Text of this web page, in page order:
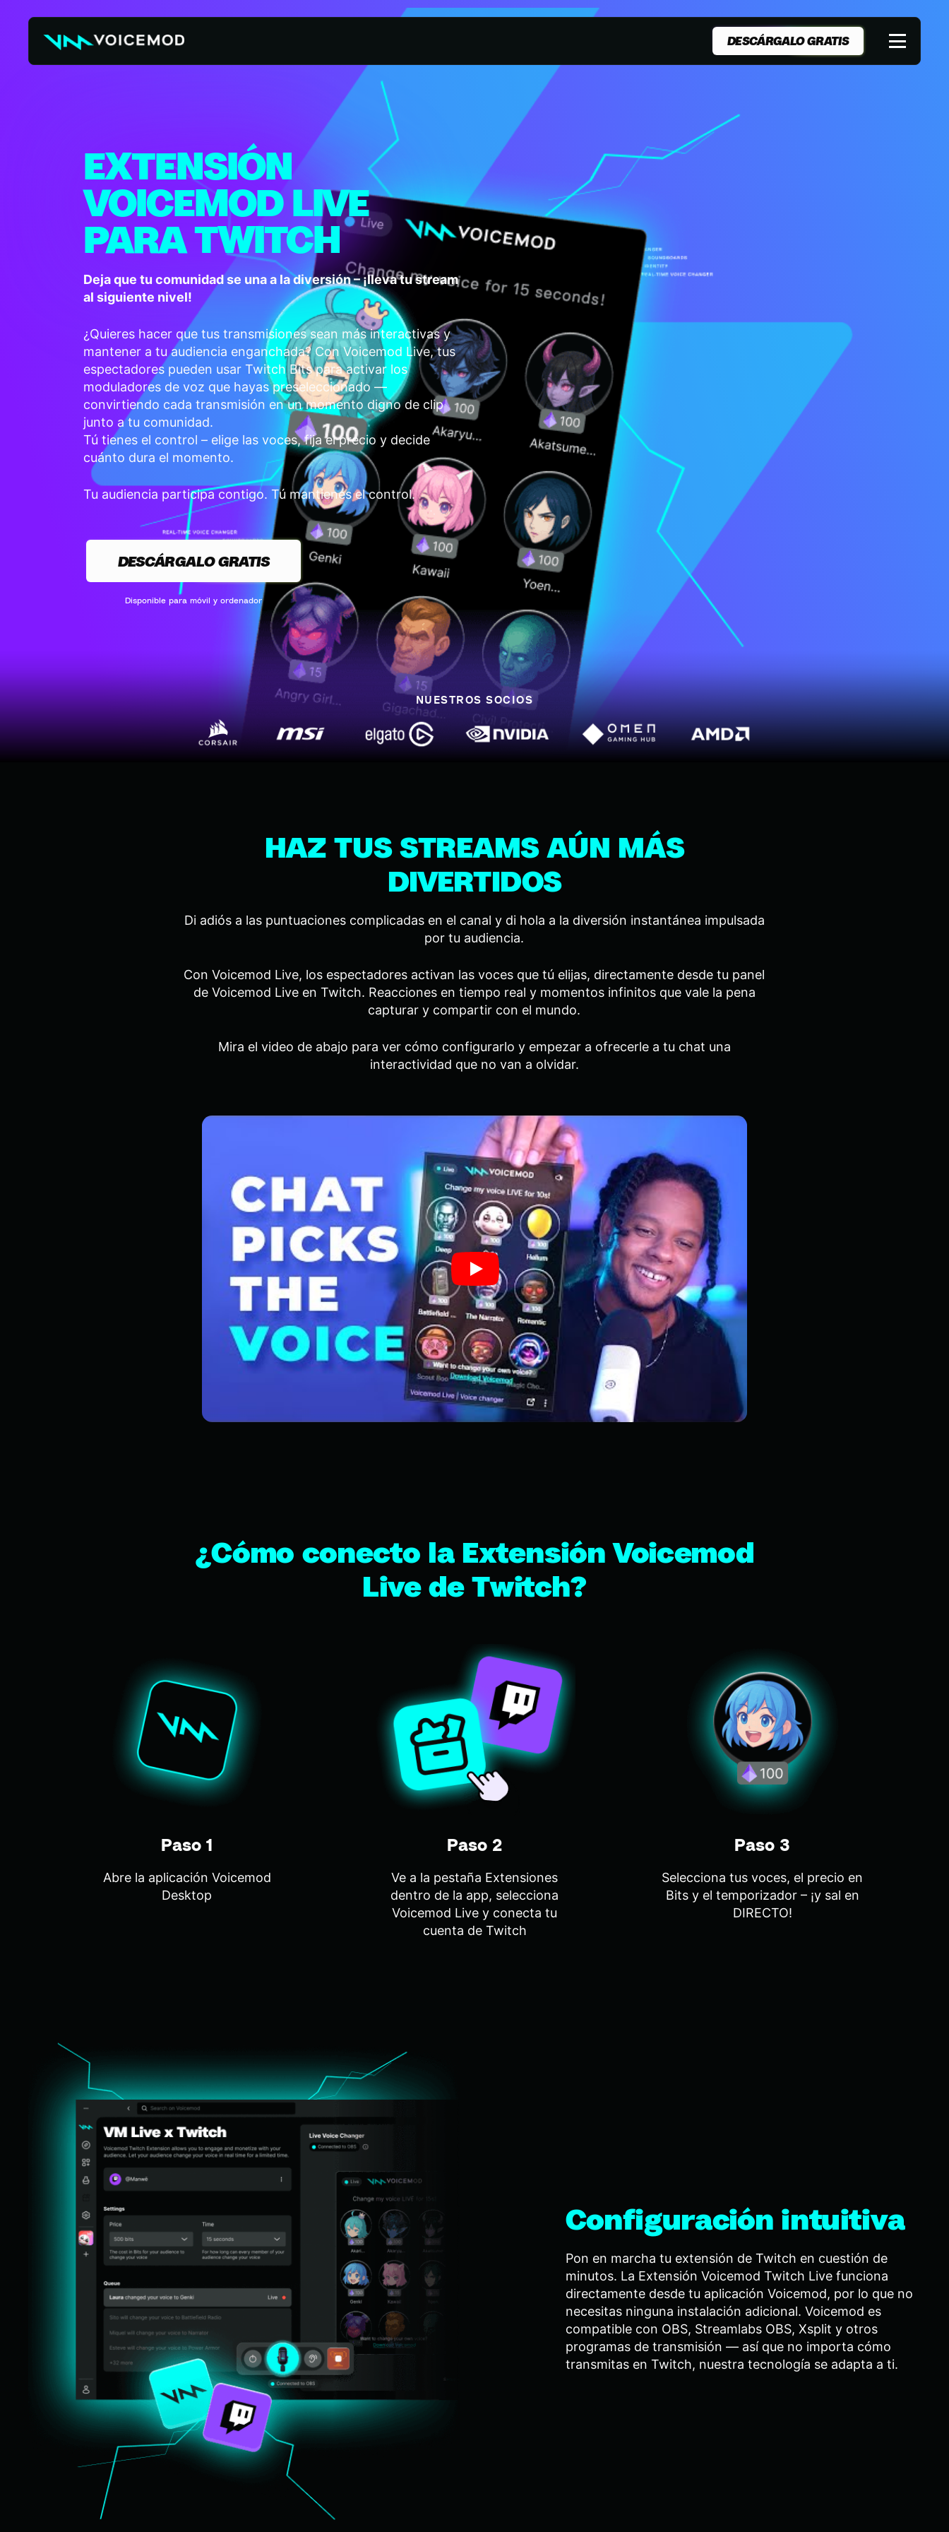
DESCÁRGALO GRATIS
EXTENSIÓN
VOICEMOD LIVE
PARA TWITCH
Deja que tu comunidad se una a la diversión – ¡lleva tu stream
al siguiente nivel!
¿Quieres hacer que tus transmisiones sean más interactivas y
mantener a tu audiencia enganchada? Con Voicemod Live, tus
espectadores pueden usar Twitch Bits para activar los
moduladores de voz que hayas preseleccionado —
convirtiendo cada transmisión en un momento digno de clip
junto a tu comunidad.
Tú tienes el control – elige las voces, fija el precio y decide
cuánto dura el momento.
Tu audiencia participa contigo. Tú mantienes el control.
DESCÁRGALO GRATIS
Disponible para móvil y ordenador
NUESTROS SOCIOS
HAZ TUS STREAMS AÚN MÁS
DIVERTIDOS
Di adiós a las puntuaciones complicadas en el canal y di hola a la diversión instantánea impulsada
por tu audiencia.
Con Voicemod Live, los espectadores activan las voces que tú elijas, directamente desde tu panel
de Voicemod Live en Twitch. Reacciones en tiempo real y momentos infinitos que vale la pena
capturar y compartir con el mundo.
Mira el video de abajo para ver cómo configurarlo y empezar a ofrecerle a tu chat una
interactividad que no van a olvidar.
¿Cómo conecto la Extensión Voicemod
Live de Twitch?
Paso 1
Abre la aplicación Voicemod
Desktop
Paso 2
Ve a la pestaña Extensiones
dentro de la app, selecciona
Voicemod Live y conecta tu
cuenta de Twitch
Paso 3
Selecciona tus voces, el precio en
Bits y el temporizador – ¡y sal en
DIRECTO!
Configuración intuitiva
Pon en marcha tu extensión de Twitch en cuestión de
minutos. La Extensión Voicemod Twitch Live funciona
directamente desde tu aplicación Voicemod, por lo que no
necesitas ninguna instalación adicional. Voicemod es
compatible con OBS, Streamlabs OBS, Xsplit y otros
programas de transmisión — así que no importa cómo
transmitas en Twitch, nuestra tecnología se adapta a ti.